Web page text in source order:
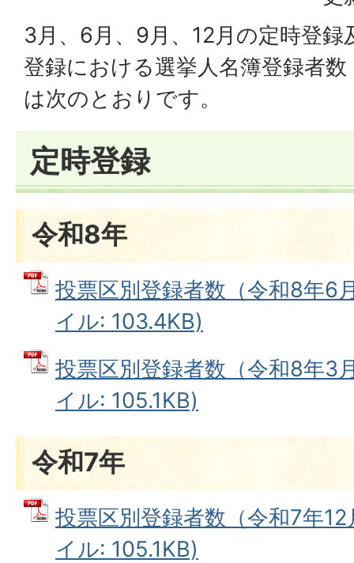
3月、6月、9月、12月の定時登録
登録における選挙人名簿登録者
は次のとおりです。
定時登録
令和8年
投票区別登録者数（令和8年6
イル: 103.4KB)
投票区別登録者数（令和8年3
イル: 105.1KB)
令和7年
投票区別登録者数（令和7年
イル: 105.1KB)